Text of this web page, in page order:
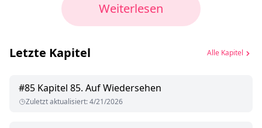
Weiterlesen
Letzte Kapitel Alle Kapitel
#85 Kapitel 85. Auf Wiedersehen
Zuletzt aktualisiert:4/21/2026